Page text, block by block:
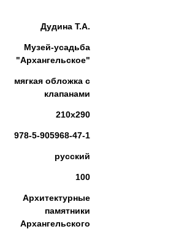
Дудина Т.А.
Музей-усадьба
"Архангельское"
мягкая обложка с
клапанами
210х290
978-5-905968-47-1
русский
100
Архитектурные
памятники
Архангельского